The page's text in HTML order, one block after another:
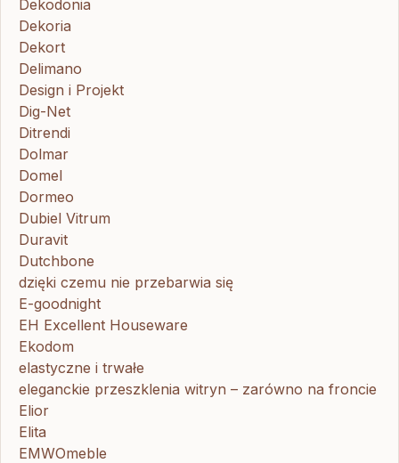
Dekodonia
Dekoria
Dekort
Delimano
Design i Projekt
Dig-Net
Ditrendi
Dolmar
Domel
Dormeo
Dubiel Vitrum
Duravit
Dutchbone
dzięki czemu nie przebarwia się
E-goodnight
EH Excellent Houseware
Ekodom
elastyczne i trwałe
eleganckie przeszklenia witryn – zarówno na froncie
Elior
Elita
EMWOmeble